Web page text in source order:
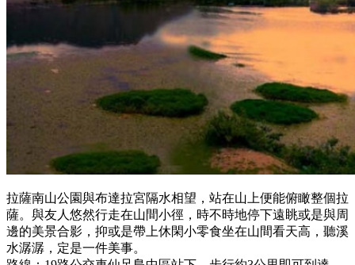
拉薩南山公園與布達拉宮隔水相望，站在山上便能俯瞰整個拉
薩。與友人悠然行走在山間小徑，時不時地停下遠眺或是與周
邊的美景合影，抑或是帶上休閑小零食坐在山間看天高，聽溪
水潺潺，定是一件美事。